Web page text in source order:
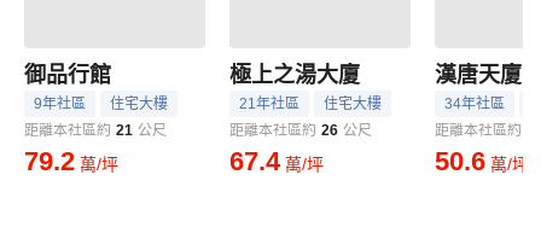
御品行館
9年社區
住宅大樓
距離本社區約 21 公尺
79.2 萬/坪
極上之湯大廈
21年社區
住宅大樓
距離本社區約 26 公尺
67.4 萬/坪
漢唐天廈
34年社區
距離本社區約
50.6 萬/坪